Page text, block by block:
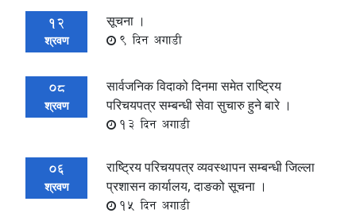
12
श्रवण
सूचना ।
9 दिन अगाडी
08
श्रवण
सार्वजनिक विदाको दिनमा समेत राष्ट्रिय
परिचयपत्र सम्बन्धी सेवा सुचारु हुने बारे ।
13 दिन अगाडी
06
श्रवण
राष्ट्रिय परिचयपत्र व्यवस्थापन सम्बन्धी जिल्ला
प्रशासन कार्यालय, दाङको सूचना ।
15 दिन अगाडी